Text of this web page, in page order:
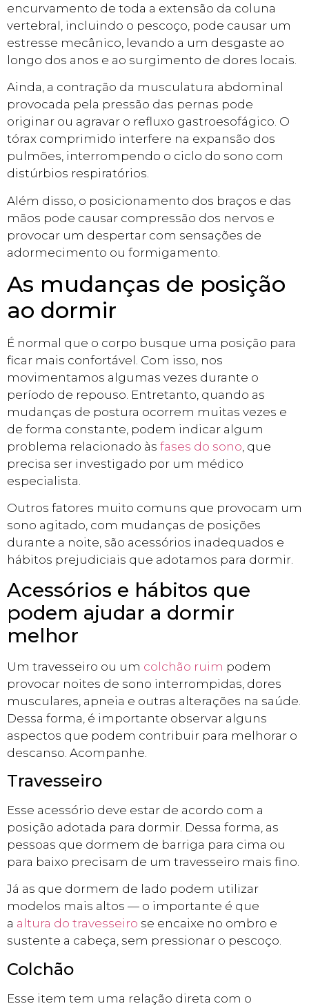
encurvamento de toda a extensão da coluna
vertebral, incluindo o pescoço, pode causar um
estresse mecânico, levando a um desgaste ao
longo dos anos e ao surgimento de dores locais.
Ainda, a contração da musculatura abdominal
provocada pela pressão das pernas pode
originar ou agravar o refluxo gastroesofágico. O
tórax comprimido interfere na expansão dos
pulmões, interrompendo o ciclo do sono com
distúrbios respiratórios.
Além disso, o posicionamento dos braços e das
mãos pode causar compressão dos nervos e
provocar um despertar com sensações de
adormecimento ou formigamento.
As mudanças de posição
ao dormir
É normal que o corpo busque uma posição para
ficar mais confortável. Com isso, nos
movimentamos algumas vezes durante o
período de repouso. Entretanto, quando as
mudanças de postura ocorrem muitas vezes e
de forma constante, podem indicar algum
problema relacionado às fases do sono , que
precisa ser investigado por um médico
especialista.
Outros fatores muito comuns que provocam um
sono agitado, com mudanças de posições
durante a noite, são acessórios inadequados e
hábitos prejudiciais que adotamos para dormir.
Acessórios e hábitos que
podem ajudar a dormir
melhor
Um travesseiro ou um colchão ruim podem
provocar noites de sono interrompidas, dores
musculares, apneia e outras alterações na saúde.
Dessa forma, é importante observar alguns
aspectos que podem contribuir para melhorar o
descanso. Acompanhe.
Travesseiro
Esse acessório deve estar de acordo com a
posição adotada para dormir. Dessa forma, as
pessoas que dormem de barriga para cima ou
para baixo precisam de um travesseiro mais fino.
Já as que dormem de lado podem utilizar
modelos mais altos — o importante é que
a altura do travesseiro se encaixe no ombro e
sustente a cabeça, sem pressionar o pescoço.
Colchão
Esse item tem uma relação direta com o